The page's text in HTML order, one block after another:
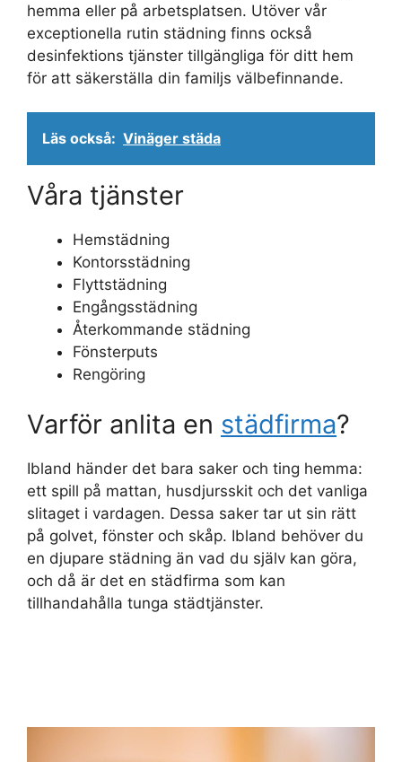
hemma eller på arbetsplatsen. Utöver vår
exceptionella rutin städning finns också
desinfektions tjänster tillgängliga för ditt hem
för att säkerställa din familjs välbefinnande.
Läs också: Vinäger städa
Våra tjänster
Hemstädning
Kontorsstädning
Flyttstädning
Engångsstädning
Återkommande städning
Fönsterputs
Rengöring
Varför anlita en städfirma?
Ibland händer det bara saker och ting hemma:
ett spill på mattan, husdjursskit och det vanliga
slitaget i vardagen. Dessa saker tar ut sin rätt
på golvet, fönster och skåp. Ibland behöver du
en djupare städning än vad du själv kan göra,
och då är det en städfirma som kan
tillhandahålla tunga städtjänster.